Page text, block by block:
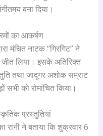
बना दिया।
का आकर्षण
मंचित नाटक “गिरगिट” ने
लिया। इसके अतिरिक्त
तथा जादूगर अशोक सम्राट
सभी को रोमांचित किया।
प्रस्तुतियां
रानी ने बताया कि शुक्रवार 6